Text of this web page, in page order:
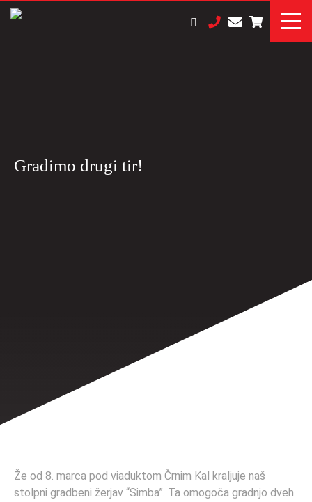
Gradimo drugi tir!
Že od 8. marca pod viaduktom Črnim Kal kraljuje naš
stolpni gradbeni žerjav “Simba”. Ta omogoča gradnjo dveh